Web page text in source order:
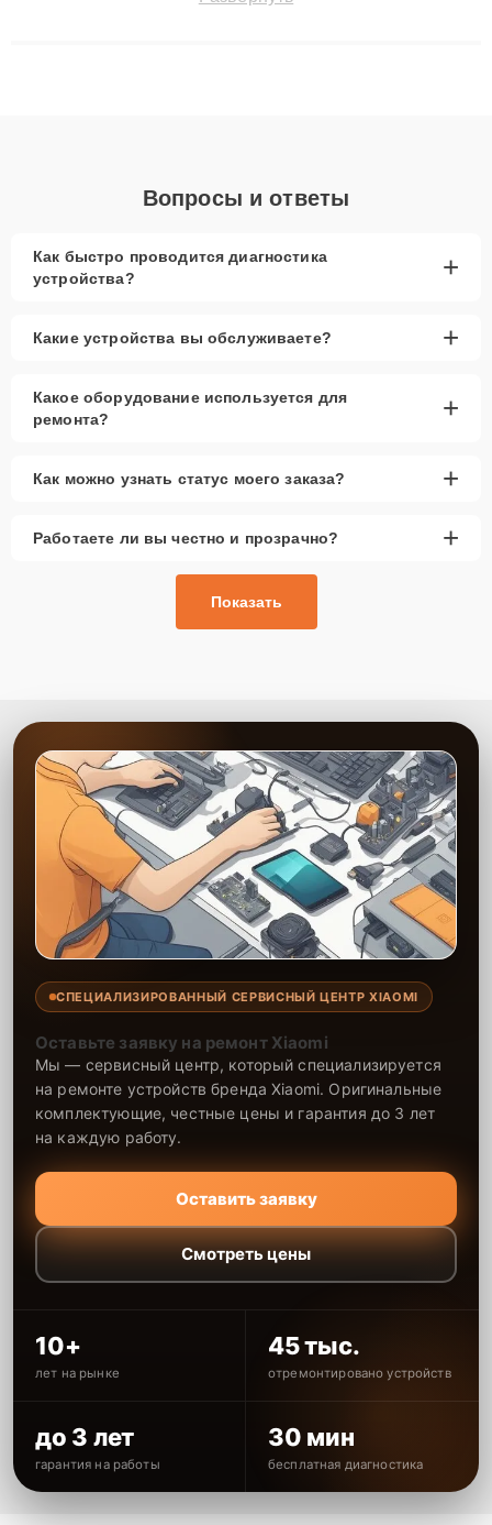
Вопросы и ответы
Как быстро проводится диагностика
устройства?
+
Какие устройства вы обслуживаете? +
Какое оборудование используется для
ремонта?
+
Как можно узнать статус моего заказа? +
Работаете ли вы честно и прозрачно? +
Показать
СПЕЦИАЛИЗИРОВАННЫЙ СЕРВИСНЫЙ ЦЕНТР XIAOMI
Оставьте заявку на ремонт Xiaomi
Мы — сервисный центр, который специализируется
на ремонте устройств бренда Xiaomi. Оригинальные
комплектующие, честные цены и гарантия до 3 лет
на каждую работу.
Оставить заявку
Смотреть цены
10+
лет на рынке
45 тыс.
отремонтировано устройств
до 3 лет
гарантия на работы
30 мин
бесплатная диагностика